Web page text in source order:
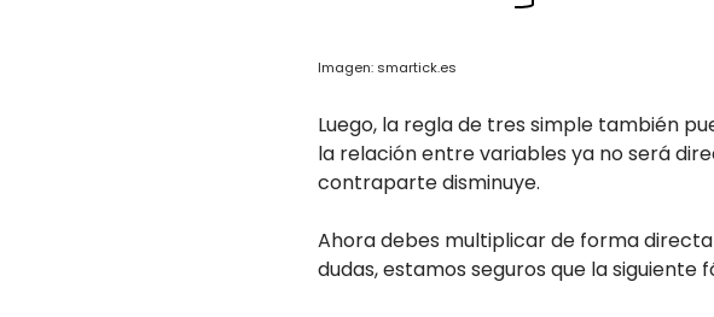
Imagen: smartick.es
Luego, la regla de tres simple también
la relación entre variables ya no será
contraparte disminuye.
Ahora debes multiplicar de forma directa
dudas, estamos seguros que la